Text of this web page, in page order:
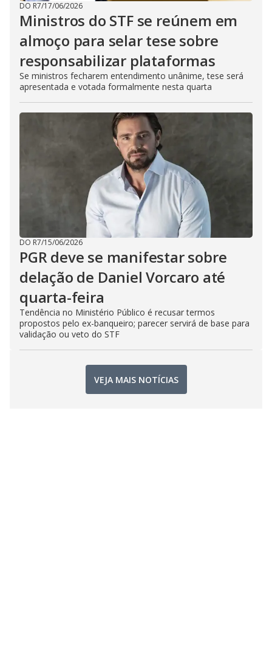
DO R7/17/06/2026
Ministros do STF se reúnem em
almoço para selar tese sobre
responsabilizar plataformas
Se ministros fecharem entendimento unânime, tese será
apresentada e votada formalmente nesta quarta
DO R7/15/06/2026
PGR deve se manifestar sobre
delação de Daniel Vorcaro até
quarta-feira
Tendência no Ministério Público é recusar termos
propostos pelo ex-banqueiro; parecer servirá de base para
validação ou veto do STF
VEJA MAIS NOTÍCIAS